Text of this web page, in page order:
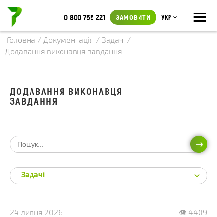
≡
0 800 755 221 ЗАМОВИТИ Укр
Головна / Документація / Задачі /
Додавання виконавця завдання
24 липня 2026 👁 4409
ДОДАВАННЯ ВИКОНАВЦЯ
ЗАВДАННЯ
Задачі